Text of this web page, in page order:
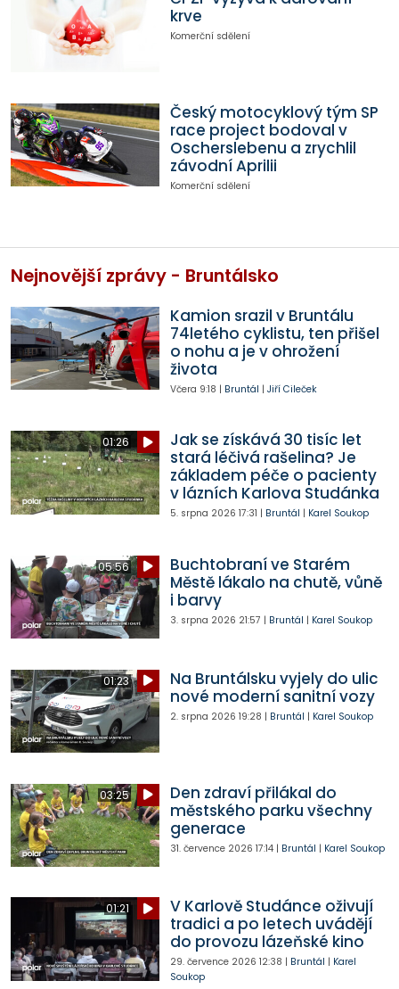
krve
Komerční sdělení
Český motocyklový tým SP
race project bodoval v
Oscherslebenu a zrychlil
závodní Aprilii
Komerční sdělení
Nejnovější zprávy - Bruntálsko
Kamion srazil v Bruntálu
74letého cyklistu, ten přišel
o nohu a je v ohrožení
života
Včera 9:18 | Bruntál | Jiří Cileček
01:26
Jak se získává 30 tisíc let
stará léčivá rašelina? Je
základem péče o pacienty
v lázních Karlova Studánka
5. srpna 2026 17:31 | Bruntál | Karel Soukop
05:56
Buchtobraní ve Starém
Městě lákalo na chutě, vůně
i barvy
3. srpna 2026 21:57 | Bruntál | Karel Soukop
01:23
Na Bruntálsku vyjely do ulic
nové moderní sanitní vozy
2. srpna 2026 19:28 | Bruntál | Karel Soukop
03:25
Den zdraví přilákal do
městského parku všechny
generace
31. července 2026 17:14| Bruntál | Karel Soukop
01:21
V Karlově Studánce oživují
tradici a po letech uvádějí
do provozu lázeňské kino
29. července 2026 12:38 | Bruntál | Karel
Soukop